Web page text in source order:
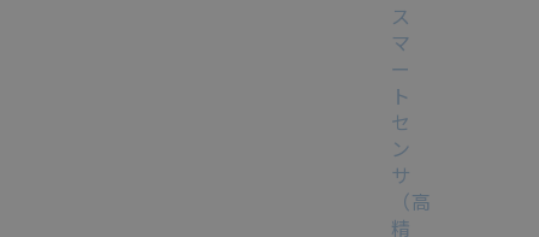
ス
マ
ー
ト
セ
ン
サ
（高
精